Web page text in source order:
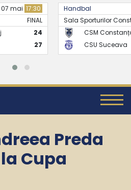
Handbal 21 mai
Sala Sporturilor Constanta -..
FINAL
CSM Constanța
26
CSU Suceava
24
Preda
Cupa